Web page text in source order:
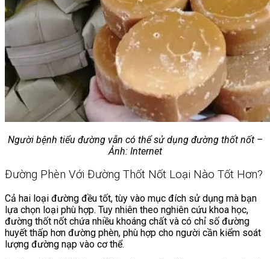
Người bệnh tiểu đường vẫn có thể sử dụng đường thốt nốt –
Ảnh: Internet
Đường Phèn Với Đường Thốt Nốt Loại Nào Tốt Hơn?
Cả hai loại đường đều tốt, tùy vào mục đích sử dụng mà bạn
lựa chọn loại phù hợp. Tuy nhiên theo nghiên cứu khoa học,
đường thốt nốt chứa nhiều khoáng chất và có chỉ số đường
huyết thấp hơn đường phèn, phù hợp cho người cần kiểm soát
lượng đường nạp vào cơ thể.